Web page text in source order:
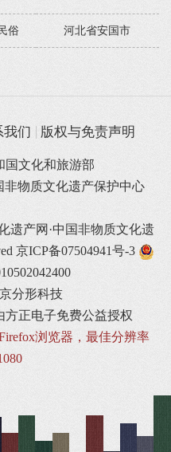
俗 河北省安国市
我们 版权与免责声明
国文化和旅游部
非物质文化遗产保护中心
遗产网·中国非物质文化遗
京ICP备07504941号-3
分形科技
方正电子免费公益授权
浏览器，最佳分辨率